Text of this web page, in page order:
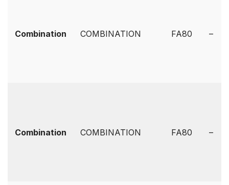
Combination COMBINATION FA80 –
Combination COMBINATION FA80 –